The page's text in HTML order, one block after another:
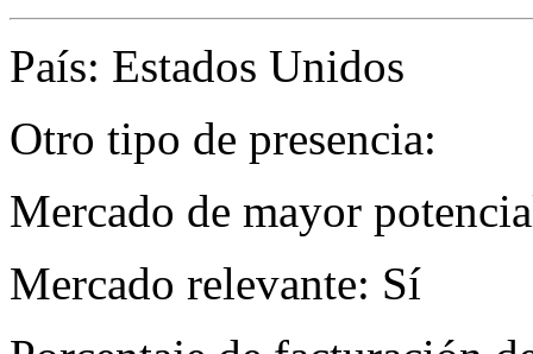
País: Estados Unidos
Otro tipo de presencia:
Mercado de mayor
Mercado relevante: Sí